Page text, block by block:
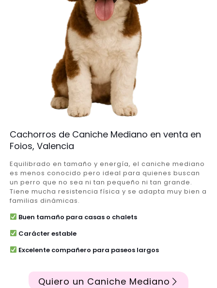
Cachorros de Caniche Mediano en venta en
Foios, Valencia
Equilibrado en tamaño y energía, el caniche mediano
es menos conocido pero ideal para quienes buscan
un perro que no sea ni tan pequeño ni tan grande.
Tiene mucha resistencia física y se adapta muy bien a
familias dinámicas.
Buen tamaño para casas o chalets
Carácter estable
Excelente compañero para paseos largos
Quiero un Caniche Mediano